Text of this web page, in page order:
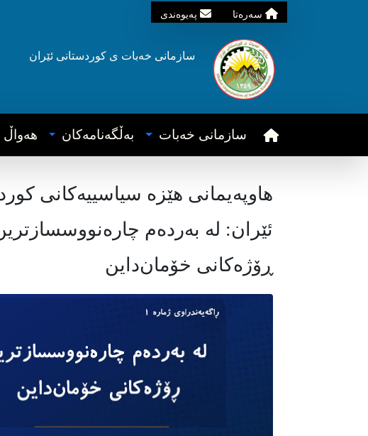
سه‌ره‌تا په‌یوه‌ندی
سازمانی خه‌بات ی کوردستانی ئێران
سازمانی خه‌بات به‌ڵگه‌نامه‌کان هه‌واڵ
هاوپەیمانی هێزە سیاسییەکانی
ئێران: لە بەردەم
ڕۆژەکانی خۆمان‌داین